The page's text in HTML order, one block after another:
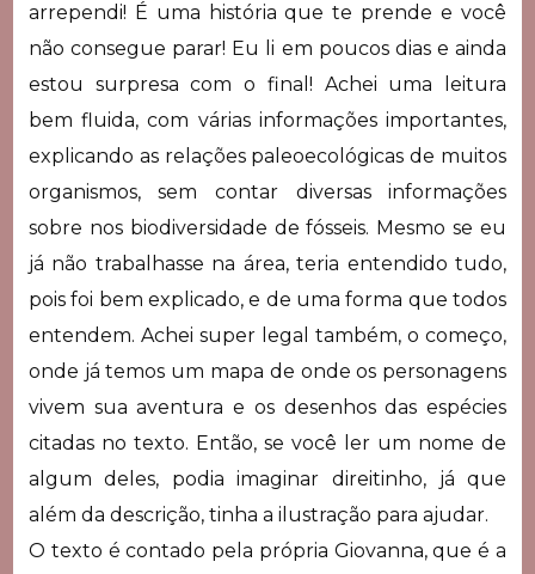
arrependi! É uma história que te prende e você
não consegue parar! Eu li em poucos dias e ainda
estou surpresa com o final! Achei uma leitura
bem fluida, com várias informações importantes,
explicando as relações paleoecológicas de muitos
organismos, sem contar diversas informações
sobre nos biodiversidade de fósseis. Mesmo se eu
já não trabalhasse na área, teria entendido tudo,
pois foi bem explicado, e de uma forma que todos
entendem. Achei super legal também, o começo,
onde já temos um mapa de onde os personagens
vivem sua aventura e os desenhos das espécies
citadas no texto. Então, se você ler um nome de
algum deles, podia imaginar direitinho, já que
além da descrição, tinha a ilustração para ajudar.
O texto é contado pela própria Giovanna, que é a